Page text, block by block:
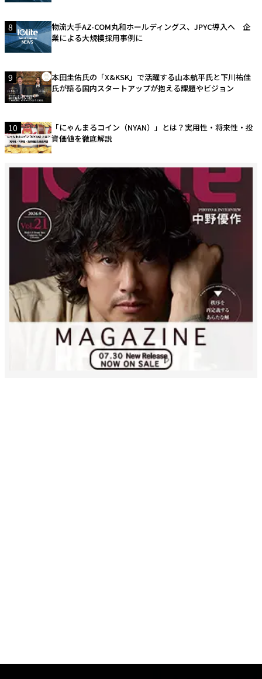
8
物流大手AZ-COM丸和ホールディングス、JPYC導入へ 企
業による大規模採用事例に
9
本田圭佑氏の「X&KSK」で活躍する山本航平氏と下川祐佳
氏が語る国内スタートアップが抱える課題やビジョン
10
「にゃんまるコイン（NYAN）」とは？実用性・将来性・投
資価値を徹底解説